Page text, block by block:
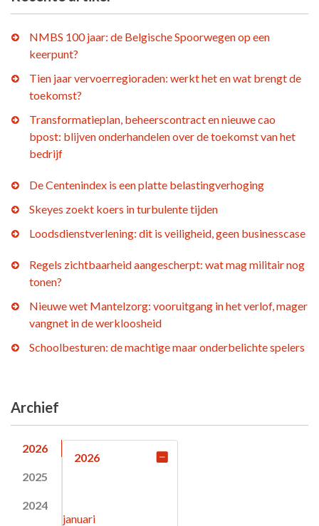
NMBS 100 jaar: de Belgische Spoorwegen op een
keerpunt?
Tien jaar vervoerregioraden: werkt het en wat brengt de
toekomst?
Transformatieplan, beheerscontract en nieuwe cao
bpost: blijven onderhandelen over de toekomst van het
bedrijf
De Centenindex is een platte belastingverhoging
Skeyes zoekt koers in turbulente tijden
Loodsdienstverlening: dit is veiligheid, geen businesscase
Regels zichtbaarheid aangescherpt: wat mag militair nog
tonen?
Nieuwe wet Mantelzorg: vooruitgang in het verlof, mager
vangnet in de werkloosheid
Schoolbesturen: de machtige maar onderbelichte spelers
Archief
2026
2025
2024
2026
januari